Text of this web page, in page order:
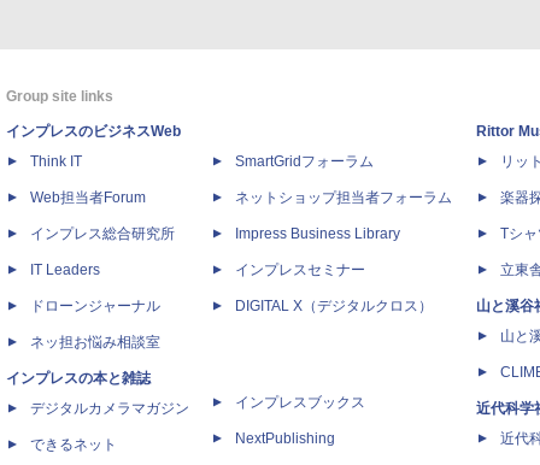
Group site links
インプレスのビジネスWeb
Think IT
Web担当者Forum
インプレス総合研究所
IT Leaders
ドローンジャーナル
ネッ担お悩み相談室
インプレスの本と雑誌
デジタルカメラマガジン
できるネット
SmartGridフォーラム
ネットショップ担当者フォーラム
Impress Business Library
インプレスセミナー
DIGITAL X（デジタルクロス）
インプレスブックス
NextPublishing
Rittor
リッ
楽器
Tシ
立東
山と溪谷
山と
近代科学
近代